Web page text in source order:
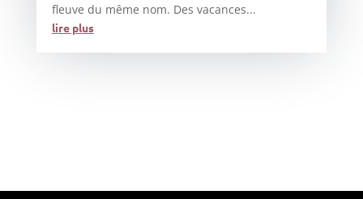
fleuve du même nom. Des vacances...
lire plus